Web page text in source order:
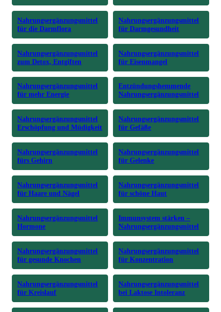
Nahrungsergänzungsmittel
für die Darmflora
Nahrungsergänzungsmittel
für Darmgesundheit
Nahrungsergänzungsmittel
zum Detox, Entgiften
Nahrungsergänzungsmittel
für Eisenmangel
Nahrungsergänzungsmittel
für mehr Energie
Entzündungshemmende
Nahrungsergänzungsmittel
Nahrungsergänzungsmittel
Erschöpfung und Müdigkeit
Nahrungsergänzungsmittel
für Gefäße
Nahrungsergänzungsmittel
fürs Gehirn
Nahrungsergänzungsmittel
für Gelenke
Nahrungsergänzungsmittel
für Haare und Nägel
Nahrungsergänzungsmittel
für schöne Haut
Nahrungsergänzungsmittel
Hormone
Immunsystem stärken –
Nahrungsergänzungsmittel
Nahrungsergänzungsmittel
für gesunde Knochen
Nahrungsergänzungsmittel
für Konzentration
Nahrungsergänzungsmittel
für Kreislauf
Nahrungsergänzungsmittel
bei Laktose Intoleranz